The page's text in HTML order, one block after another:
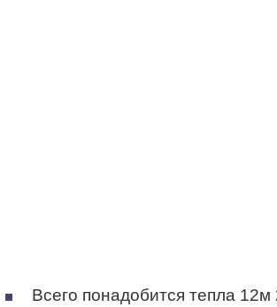
Всего понадобится тепла